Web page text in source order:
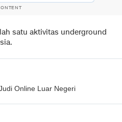
satu aktivitas underground
Online Luar Negeri